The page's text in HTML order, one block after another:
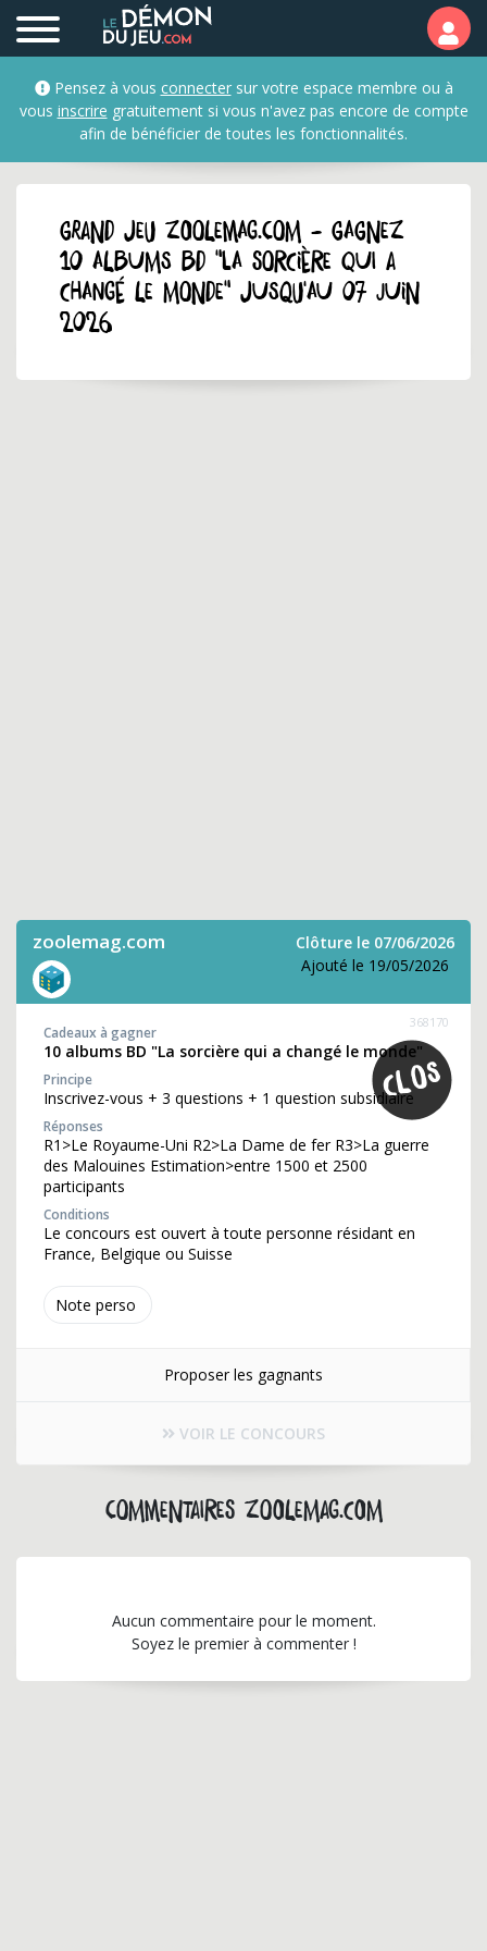
Pensez à vous connectersur votre espace membre ou à
vous inscrire gratuitement si vous n'avez pas encore de compte
afin de bénéficier de toutes les fonctionnalités.
GRAND JEU zoolemag.com - Gagnez
10 albums BD "La sorcière qui a
changé le monde" jusqu'au 07 juin
2026
zoolemag.com
Clôture le 07/06/2026
Ajouté le 19/05/2026
Note perso
368170
Cadeaux à gagner
10 albums BD "La sorcière qui a changé le monde"
Principe
Inscrivez-vous + 3 questions + 1 question subsidiaire
Réponses
R1>Le Royaume-Uni R2>La Dame de fer R3>La guerre
des Malouines Estimation>entre 1500 et 2500
participants
Conditions
Le concours est ouvert à toute personne résidant en
France, Belgique ou Suisse
Proposer les gagnants
VOIR LE CONCOURS
Commentaires zoolemag.com
Aucun commentaire pour le moment.
Soyez le premier à commenter !